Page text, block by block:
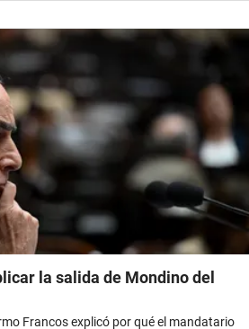
la salida de Mondino del
Francos explicó por qué el mandatario